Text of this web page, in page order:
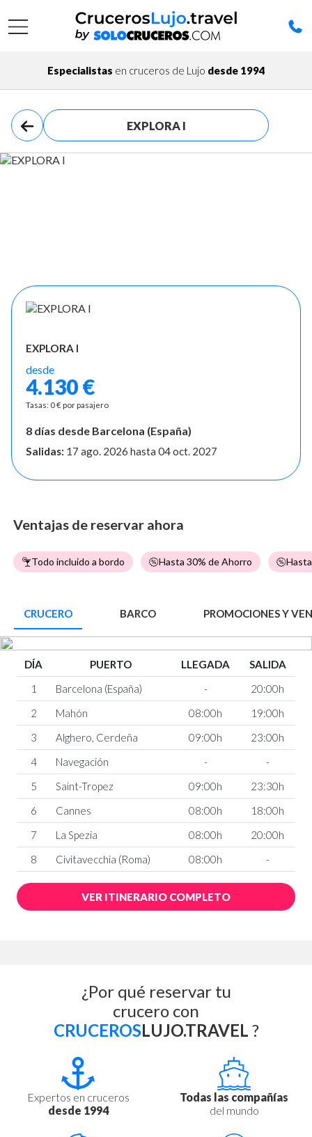
Especialistas en cruceros de Lujo desde 1994
EXPLORA I
EXPLORA I
desde
4.130 €
Tasas: 0 € por pasajero
8 días desde Barcelona (España)
Salidas: 17 ago. 2026 hasta 04 oct. 2027
Ventajas de reservar ahora
Todo incluido a bordo Hasta 30% de Ahorro
CRUCERO BARCO PROMOCIONES Y
DÍA PUERTO LLEGADA
SALIDA
1
Barcelona (España) -
20:00h
2
Mahón 08:00h
19:00h
3
Alghero, Cerdeña 09:00h
23:00h
4
Navegación -
-
5
Saint-Tropez 09:00h
23:30h
6
Cannes 08:00h
18:00h
7
La Spezia 08:00h
20:00h
8
Civitavecchia (Roma) 08:00h -
VER ITINERARIO COMPLETO
¿Por qué reservar tu
crucero con
CRUCEROSLUJO.TRAVEL ?
Expertos en cruceros
desde 1994
Todas las compañías
del mundo